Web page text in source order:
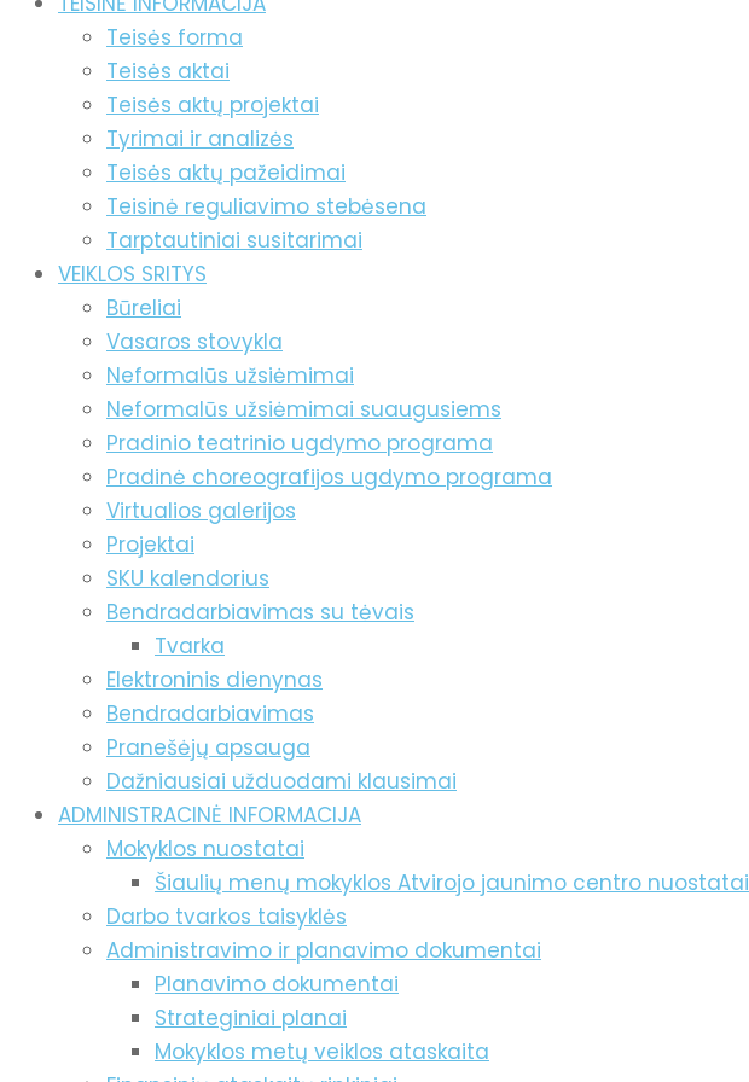
Teisės forma
Teisės aktai
Teisės aktų projektai
Tyrimai ir analizės
Teisės aktų pažeidimai
Teisinė reguliavimo stebėsena
Tarptautiniai susitarimai
VEIKLOS SRITYS
Būreliai
Vasaros stovykla
Neformalūs užsiėmimai
Neformalūs užsiėmimai suaugusiems
Pradinio teatrinio ugdymo programa
Pradinė choreografijos ugdymo programa
Virtualios galerijos
Projektai
SKU kalendorius
Bendradarbiavimas su tėvais
Tvarka
Elektroninis dienynas
Bendradarbiavimas
Pranešėjų apsauga
Dažniausiai užduodami klausimai
ADMINISTRACINĖ INFORMACIJA
Mokyklos nuostatai
Šiaulių menų mokyklos Atvirojo jaunimo centro nuostatai
Darbo tvarkos taisyklės
Administravimo ir planavimo dokumentai
Planavimo dokumentai
Strateginiai planai
Mokyklos metų veiklos ataskaita